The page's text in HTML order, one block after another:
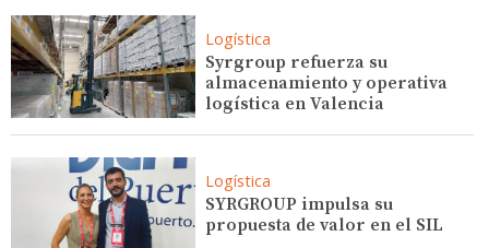
Logística
Syrgroup refuerza su
almacenamiento y operativa
logística en Valencia
Logística
SYRGROUP impulsa su
propuesta de valor en el SIL